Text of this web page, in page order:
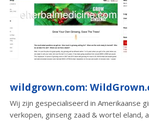
wildgrown.com:
Wij zijn gespecialiseerd in Amerikaanse
verkopen, ginseng zaad & wortel eland,